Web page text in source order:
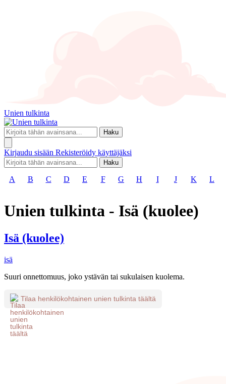
Unien tulkinta
Haku
Kirjaudu sisään Rekisteröidy käyttäjäksi
Haku
A B C D E F G H I J K L
Unien tulkinta - Isä (kuolee)
Isä (kuolee)
isä
Suuri onnettomuus, joko ystävän tai sukulaisen kuolema.
Tilaa henkilökohtainen unien tulkinta täältä